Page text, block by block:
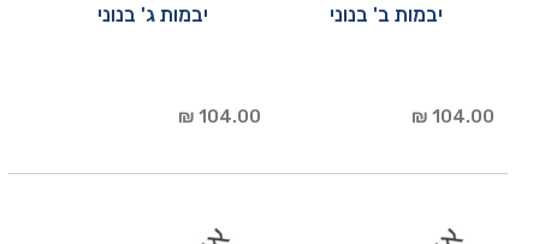
יבמות ב' בנוני
104.00 ₪
יבמות ג' בנוני
104.00 ₪